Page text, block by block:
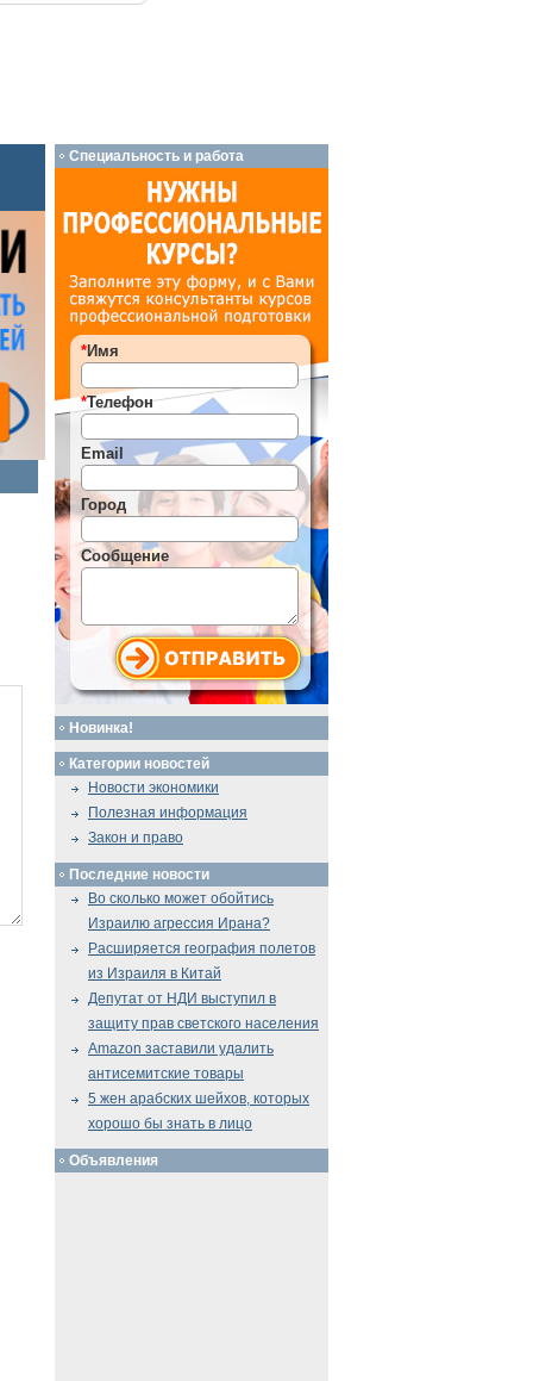
Специальность и работа
*Имя
*Телефон
Email
Город
Сообщение
Новинка!
Категории новостей
Новости экономики
Полезная информация
Закон и право
Последние новости
Во сколько может обойтись
Израилю агрессия Ирана?
Расширяется география полетов
из Израиля в Китай
Депутат от НДИ выступил в
защиту прав светского населения
Amazon заставили удалить
антисемитские товары
5 жен арабских шейхов, которых
хорошо бы знать в лицо
Объявления